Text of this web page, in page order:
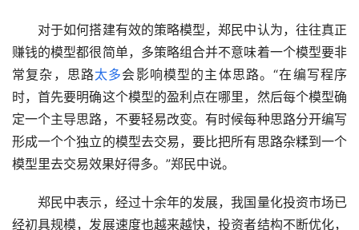
对于如何搭建有效的策略模型，郑民中认为，往往真正
赚钱的模型都很简单，多策略组合并不意味着一个模型要非
常复杂，思路太多会影响模型的主体思路。“在编写程序
时，首先要明确这个模型的盈利点在哪里，然后每个模型确
定一个主导思路，不要轻易改变。有时候每种思路分开编写
形成一个个独立的模型去交易，要比把所有思路杂糅到一个
模型里去交易效果好得多。”郑民中说。
郑民中表示，经过十余年的发展，我国量化投资市场已
经初具规模，发展速度也越来越快，投资者结构不断优化，